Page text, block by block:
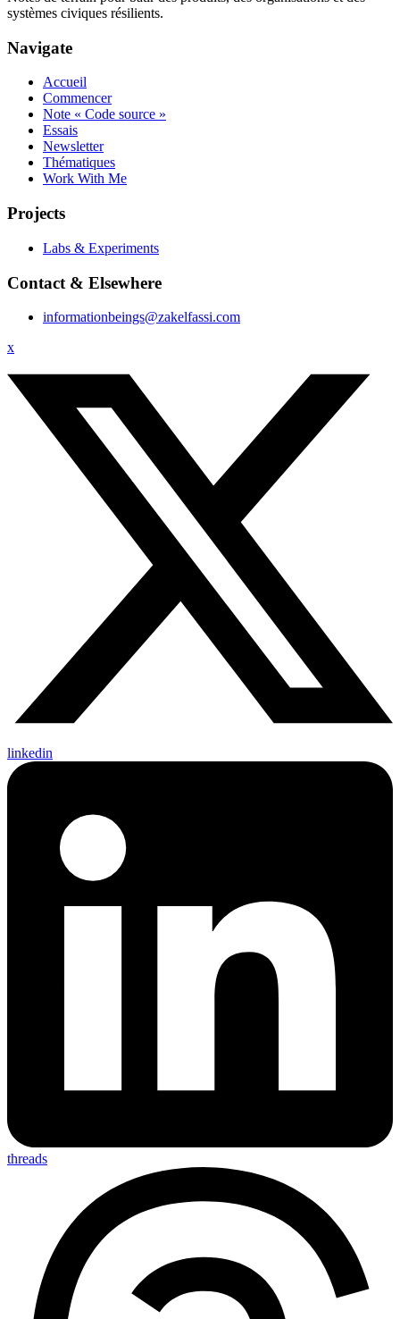
systèmes civiques résilients.
Navigate
Accueil
Commencer
Note « Code source »
Essais
Newsletter
Thématiques
Work With Me
Projects
Labs & Experiments
Contact & Elsewhere
informationbeings@zakelfassi.com
x
linkedin
threads